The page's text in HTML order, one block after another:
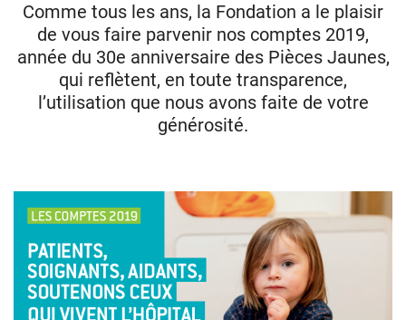
Comme tous les ans, la Fondation a le plaisir
de vous faire parvenir nos comptes 2019,
année du 30e anniversaire des Pièces Jaunes,
qui reflètent, en toute transparence,
l’utilisation que nous avons faite de votre
générosité.